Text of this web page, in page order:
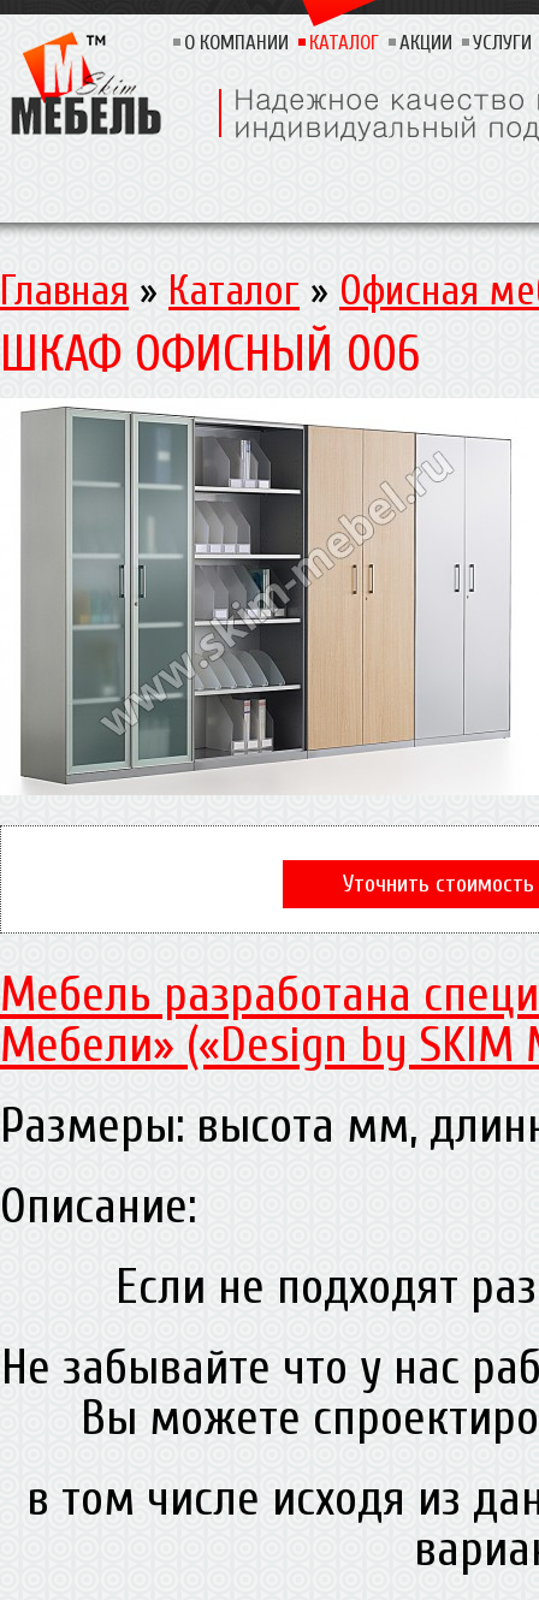
О КОМПАНИИ КАТАЛОГ АКЦИИ УСЛУГИ
Главная » Каталог » Офисная
ШКАФ ОФИСНЫЙ 006
Уточнить стоимость
Мебель разработана
Мебели» («Design by SKIM
Размеры: высота мм,
Описание:
Если не подходят
Не забывайте что у нас
Вы можете
в том числе исходя из